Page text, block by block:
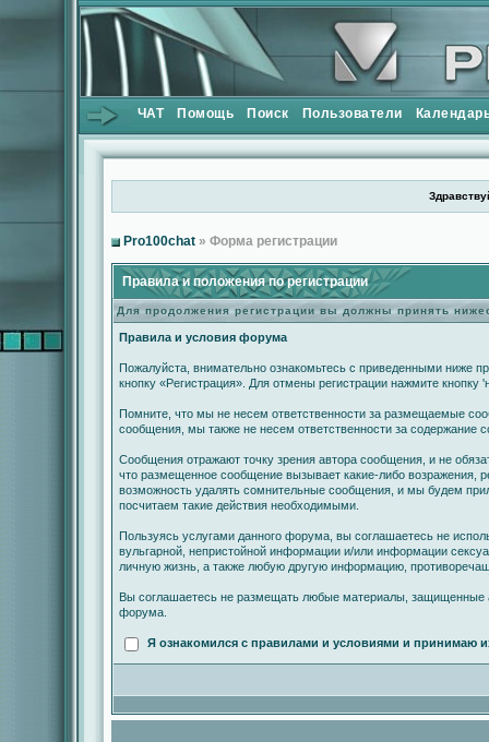
ЧАТ Помощь Поиск Пользователи
Pro100chat » Форма регистрации
Правила и положения по регистрации
Для продолжения регистрации вы должны принять
Правила и условия форума
Пожалуйста, внимательно ознакомьтесь с приведенными ниже
кнопку «Регистрация». Для отмены регистрации нажмите кнопку
Помните, что мы не несем ответственности за размещаемые
сообщения, мы также не несем ответственности за содержание
Сообщения отражают точку зрения автора сообщения, и не
что размещенное сообщение вызывает какие-либо возражения,
возможность удалять сомнительные сообщения, и мы будем
посчитаем такие действия необходимыми.
Пользуясь услугами данного форума, вы соглашаетесь не
вульгарной, непристойной информации и/или информации
личную жизнь, а также любую другую информацию,
Вы соглашаетесь не размещать любые материалы, защищенные
форума.
Я ознакомился с правилами и условиями и принимаю